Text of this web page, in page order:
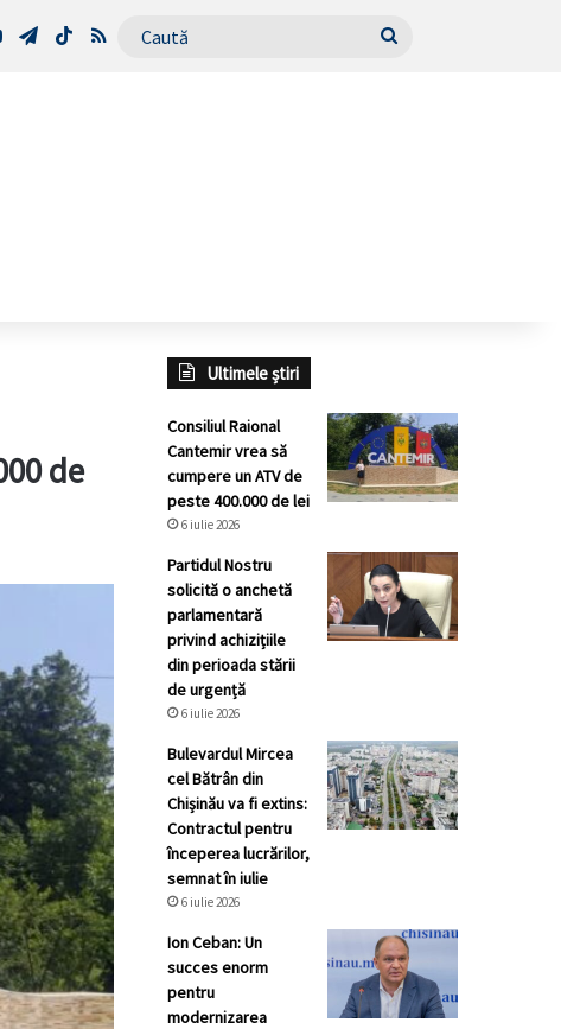
YouTubeTelegram
TikTokRSS Caută
de
Ultimele știri
Consiliul Raional
Cantemir vrea să
cumpere un ATV de
peste 400.000 de lei
6 iulie 2026
Partidul Nostru
solicită o anchetă
parlamentară
privind achizițiile
din perioada stării
de urgență
6 iulie 2026
Bulevardul Mircea
cel Bătrân din
Chișinău va fi extins:
Contractul pentru
începerea lucrărilor,
semnat în iulie
6 iulie 2026
Ion Ceban: Un
succes enorm
pentru
modernizarea